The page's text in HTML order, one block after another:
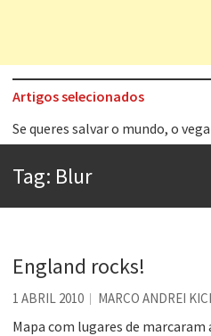
Artigos selecionados
Se queres salvar o mundo, o
Tem que filmar isso daí
Aprender a fracassar é o segredo
Esse tal de Rock Gaúcho
Os causos de Jorge Luis Borges
Voto obrigatório é correto?
Tag: Blur
England rocks!
1 ABRIL 2010 MARCO ANDREI
Mapa com lugares de